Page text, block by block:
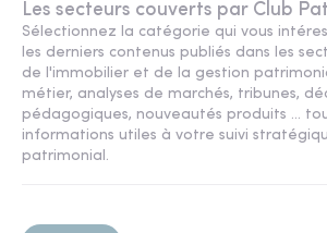
Les secteurs couverts par Club
Sélectionnez la catégorie qui vous
les derniers contenus publiés dans les
de l'immobilier et de la gestion
métier, analyses de marchés, tribunes,
pédagogiques, nouveautés produits ...
informations utiles à votre suivi
patrimonial.